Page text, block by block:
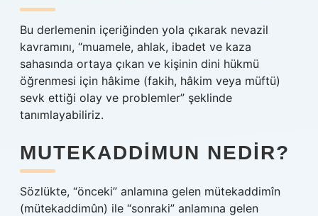
Bu derlemenin içeriğinden yola çıkarak nevazil
kavramını, “muamele, ahlak, ibadet ve kaza
sahasında ortaya çıkan ve kişinin dini hükmü
öğrenmesi için hâkime (fakih, hâkim veya müftü)
sevk ettiği olay ve problemler” şeklinde
tanımlayabiliriz.
MUTEKADDIMUN NEDIR?
Sözlükte, “önceki” anlamına gelen mütekaddimîn
(mütekaddimûn) ile “sonraki” anlamına gelen